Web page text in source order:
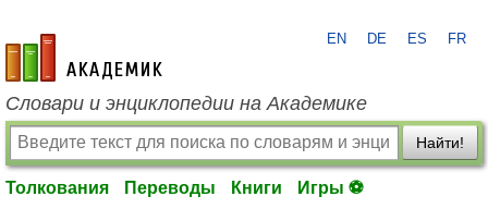
academic.ru
EN DE ES FR
Словари и энциклопедии на Академике
Найти!
Толкования Переводы Книги Игры ⚽